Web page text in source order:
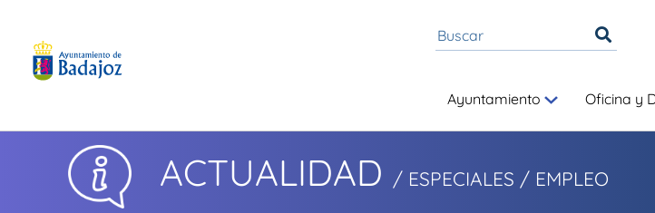
Ayuntamiento Oficina y
ACTUALIDAD / ESPECIALES / EMPLEO